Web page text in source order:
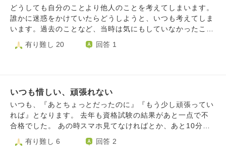
どうしても自分のことより他人のことを考えてしまいます。
誰かに迷惑をかけていたらどうしようと、いつも考えてしま
います。過去のことなど、当時は気にもしていなかったこ
と、大丈夫と思ったことなのに、気になると調べて不安にな
ってしまいます。今自分になんの問題も起きていないのに。
す。 いま何も起きていないのだから、その調べて不安にな
ってグルグル考えてしまう時間をもっと自分のために使いた
いです。 もし知らずになにか悪いことをしていたとした
ら、連絡が来るだろう、何も起きていないのだから大丈夫だ
こってもいないことを調べるのに使うのではなくもっと大事
有り難し 20 回答 1
いつも惜しい、頑張れない
いつも、『あとちょっとだったのに』『もう少し頑張ってい
れば』となります。 去年も資格試験の結果があと一点で不
合格でした。 あの時スマホ見てなければとか、あと10分集
中していればとか、思い返すと後悔することもたくさんあり
ます。 でも、いざとなるとできないんです。 同じ経験があ
有り難し 6 回答 2